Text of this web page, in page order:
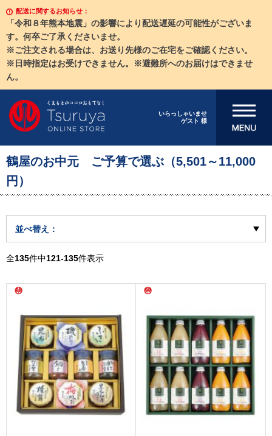
配送に関するお知らせ：
「令和８年熊本地震」の影響により配送遅延の可能性がございま
す。何卒ご了承くださいませ。
※ご注文される場合は、お送り先様のご在宅をご確認ください。
※日時指定はお受けできません。※避難所へのお届けはできませ
ん。
いらっしゃいませ
ゲスト 様
メニューを開
鶴屋のお中元 ご予算で選ぶ（5,501～11,000
円）
並べ替え：
全135件中121-135件表示